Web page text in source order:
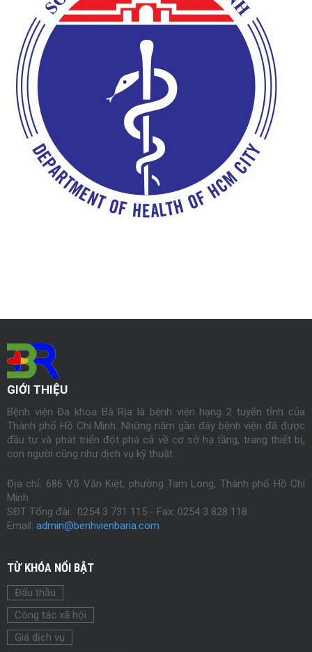
GIỚI THIỆU
Bệnh viện Đa khoa Bà Rịa là bệnh viện hạng 2 tuyến tỉnh của
Thành phố Hồ Chí Minh. Những năm gần đây bệnh viện đã được
đầu tư và phát triển đột phá cả về cơ sở hạ tầng, trang thiết bị,
con người cũng như dịch vụ kỹ thuật.
Địa chỉ: 686 Võ Văn Kiệt, phường Tam Long, Thành phố Hồ Chí
Minh
SĐT Tổng đài: 0254 3 731 115 - Fax: 0254 3 828 118
Email: admin@benhvienbaria.com
TỪ KHÓA NỔI BẬT
Đấu thầu
Công tác xã hội
Giá dịch vụ